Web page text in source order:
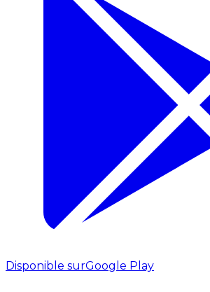
Disponible surGoogle Play